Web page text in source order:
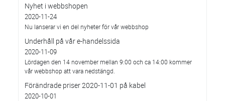
Nyhet i webbshopen
2020-11-24
Nu lanserar vi en del nyheter för vår webbshop
Underhåll på vår e-handelssida
2020-11-09
Lördagen den 14 november mellan 9:00 och ca 14:00 kommer
vår webbshop att vara nedstängd.
Förändrade priser 2020-11-01 på kabel
2020-10-01